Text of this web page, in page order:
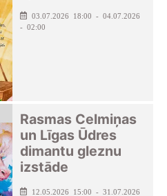
03.07.2026 18:00 - 04.07.2026
- 02:00
Rasmas Celmiņas
un Līgas Ūdres
dimantu gleznu
izstāde
12.05.2026 15:00 - 31.07.2026